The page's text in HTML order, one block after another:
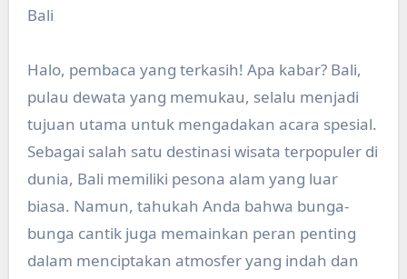
Bali
Halo, pembaca yang terkasih! Apa kabar? Bali,
pulau dewata yang memukau, selalu menjadi
tujuan utama untuk mengadakan acara spesial.
Sebagai salah satu destinasi wisata terpopuler di
dunia, Bali memiliki pesona alam yang luar
biasa. Namun, tahukah Anda bahwa bunga-
bunga cantik juga memainkan peran penting
dalam menciptakan atmosfer yang indah dan